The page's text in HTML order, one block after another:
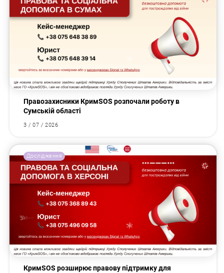
Правозахисники КримSOS розпочали роботу в
Сумській області
3 / 07 / 2026
Дослідження
КримSOS розширює правову підтримку для